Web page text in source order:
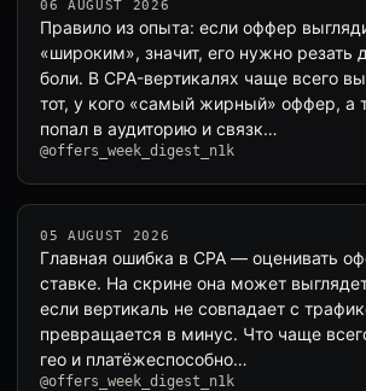
06 AUGUST 2026
Правило из опыта: если оффер
«широким», значит, его нужно резать
боли. В CPA-вертикалях чаще всего
тот, у кого «самый жирный» оффер, а
попал в аудиторию и связк…
@offers_week_digest_n1k
05 AUGUST 2026
Главная ошибка в CPA — оценивать
ставке. На скрине она может
если вертикаль не совпадает с
превращается в минус. Что чаще
гео и платёжеспособно…
@offers_week_digest_n1k